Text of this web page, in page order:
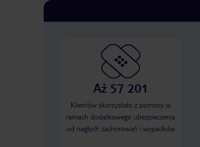
Aż 57 201
Klientów skorzystało z pomocy w
ramach dodatkowego ubezpieczenia
od nagłych zachorowań i wypadków